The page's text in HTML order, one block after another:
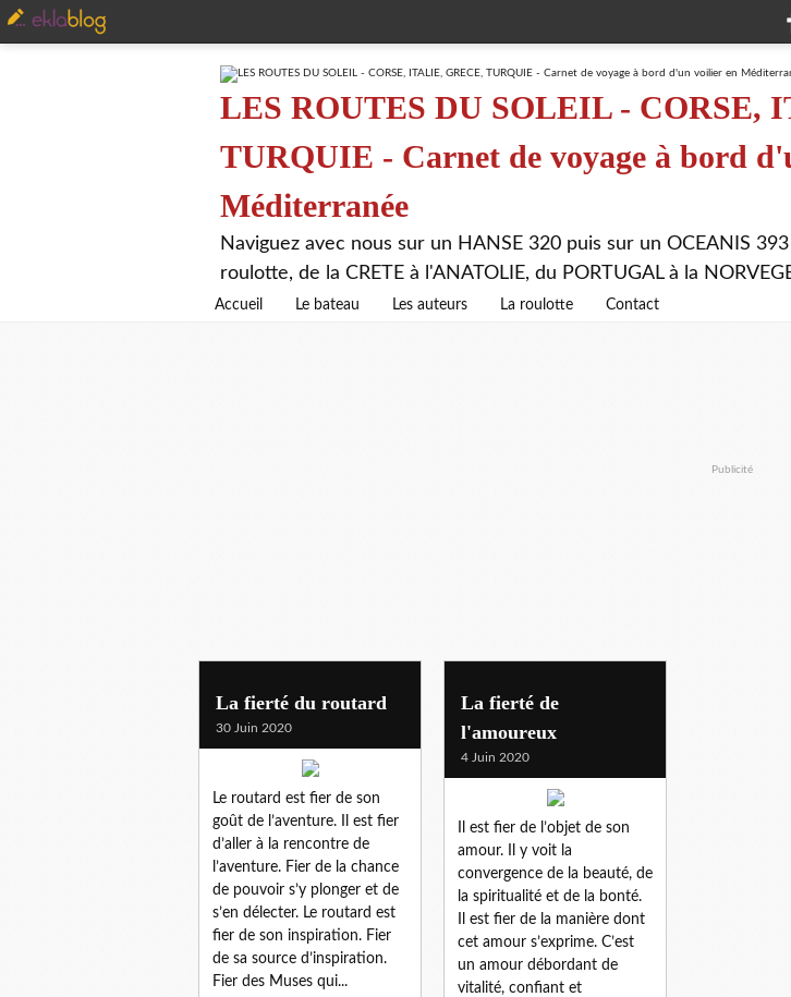
LES ROUTES DU SOLEIL - CORSE,
TURQUIE - Carnet de voyage à bord
Méditerranée
Naviguez avec nous sur un HANSE 320 puis sur un OCEANIS
roulotte, de la CRETE à l'ANATOLIE, du PORTUGAL à la
Accueil Le bateau Les auteurs La roulotte Contact
Publicité
La fierté du routard
30 Juin 2020
Le routard est fier de son
goût de l’aventure. Il est fier
d’aller à la rencontre de
l’aventure. Fier de la chance
de pouvoir s’y plonger et de
s’en délecter. Le routard est
fier de son inspiration. Fier
de sa source d’inspiration.
Fier des Muses qui...
La fierté de
l'amoureux
4 Juin 2020
Il est fier de l’objet de son
amour. Il y voit la
convergence de la beauté, de
la spiritualité et de la bonté.
Il est fier de la manière dont
cet amour s’exprime. C’est
un amour débordant de
vitalité, confiant et